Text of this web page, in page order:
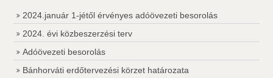
2024.január 1-jétől érvényes adóövezeti besorolás
2024. évi közbeszerzési terv
Adóövezeti besorolás
Bánhorváti erdőtervezési körzet határozata